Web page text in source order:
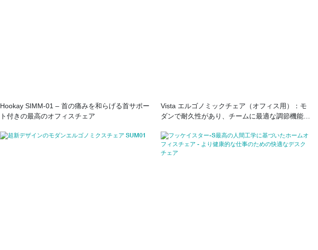
Hookay SIMM-01 – 首の痛みを和らげる首サポー
ト付きの最高のオフィスチェア
Vista エルゴノミックチェア（オフィス用）：モ
ダンで耐久性があり、チームに最適な調節機能付